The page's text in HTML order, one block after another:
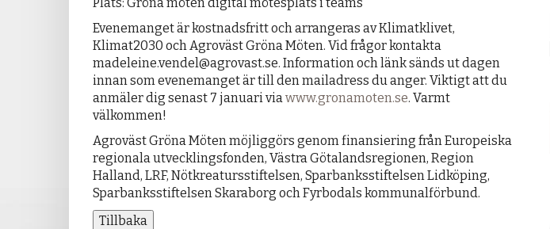
Evenemanget är kostnadsfritt och arrangeras av Klimatklivet,
Klimat2030 och Agroväst Gröna Möten. Vid frågor kontakta
madeleine.vendel@agrovast.se. Information och länk sänds ut dagen
innan som evenemanget är till den mailadress du anger. Viktigt att du
anmäler dig senast 7 januari viawww.gronamoten.se. Varmt
välkommen!
Agroväst Gröna Möten möjliggörs genom finansiering från Europeiska
regionala utvecklingsfonden, Västra Götalandsregionen, Region
Halland, LRF, Nötkreatursstiftelsen, Sparbanksstiftelsen Lidköping,
Sparbanksstiftelsen Skaraborg och Fyrbodals kommunalförbund.
Tillbaka